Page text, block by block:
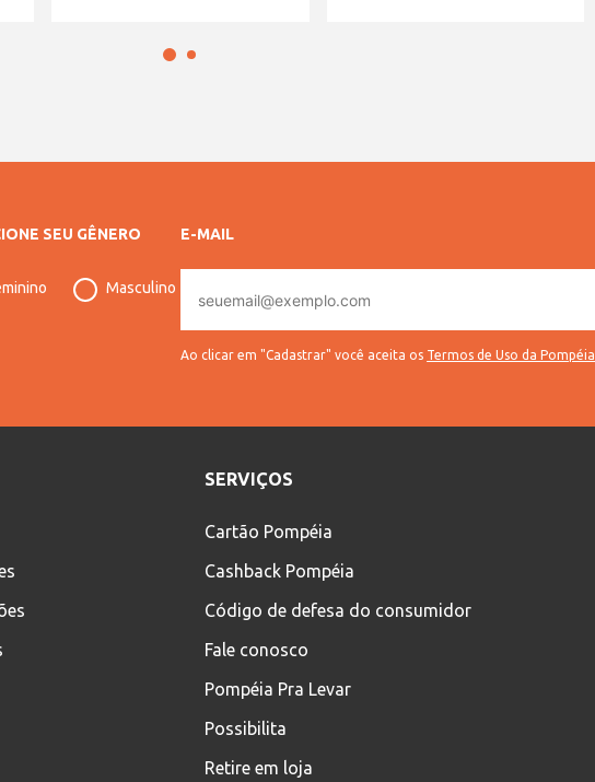
SEU GÊNERO
Masculino
E-MAIL
mail
Ao clicar em "Cadastrar" você aceita os Termos de Uso da Pompéia
SERVIÇOS
Cartão Pompéia
Cashback Pompéia
Código de defesa do consumidor
Fale conosco
Pompéia Pra Levar
Possibilita
Retire em loja